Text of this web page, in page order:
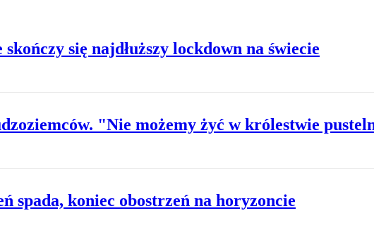
się najdłuższy lockdown na świecie
"Nie możemy żyć w królestwie
spada, koniec obostrzeń na horyzoncie